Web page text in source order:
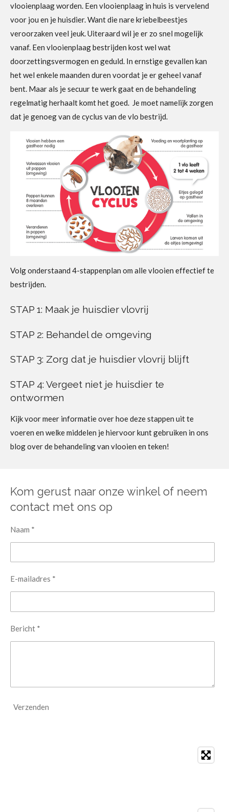
vlooienplaag worden. Een vlooienplaag in huis is vervelend
voor jou en je huisdier. Want die nare kriebelbeestjes
veroorzaken veel jeuk. Uiteraard wil je er zo snel mogelijk
vanaf. Een vlooienplaag bestrijden kost wel wat
doorzettingsvermogen en geduld. In ernstige gevallen kan
het wel enkele maanden duren voordat je er geheel vanaf
bent. Maar als je secuur te werk gaat en de behandeling
regelmatig herhaalt komt het goed. Je moet namelijk zorgen
dat je genoeg van de cyclus van de vlo bestrijd.
Volg onderstaand 4-stappenplan om alle vlooien effectief te
bestrijden.
STAP 1: Maak je huisdier vlovrij
STAP 2: Behandel de omgeving
STAP 3: Zorg dat je huisdier vlovrij blijft
STAP 4: Vergeet niet je huisdier te
ontwormen
Kijk voor meer informatie over hoe deze stappen uit te
voeren en welke middelen je hiervoor kunt gebruiken in ons
blog over de behandeling van vlooien en teken!
Kom gerust naar onze winkel of neem
contact met ons op
Naam *
E-mailadres *
Bericht *
Verzenden